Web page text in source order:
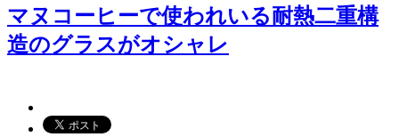
マヌコーヒーで使われいる耐熱二重構
造のグラスがオシャレ